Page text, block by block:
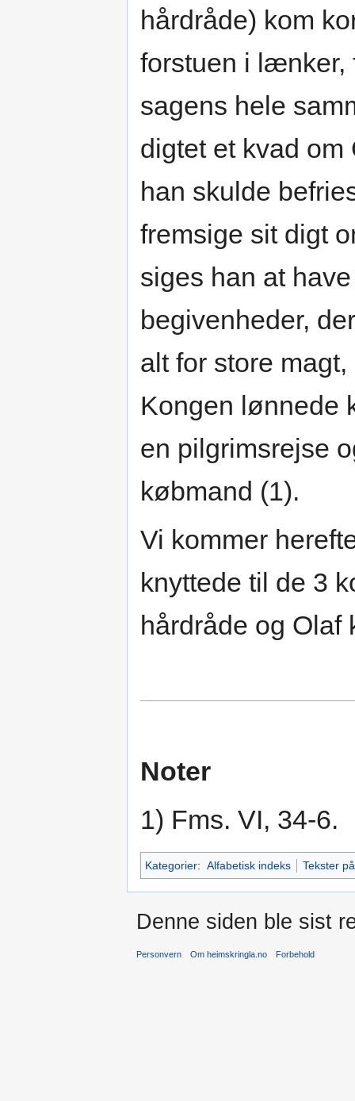
hårdråde) kom
forstuen i lænker,
sagens hele
digtet et kvad
han skulde
fremsige sit digt
siges han at
begivenheder,
alt for store
Kongen lønnede
en pilgrimsrejse
købmand (1).
Vi kommer
knyttede til de 3
hårdråde og Olaf
Noter
1) Fms. VI, 34-6.
Kategorier: Alfabetisk indeks Tekster
Denne siden ble sist
Personvern Om heimskringla.no Forbehold